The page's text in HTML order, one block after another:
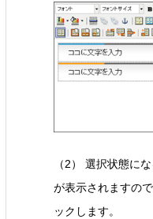
（2） 選択状態に
が表示されますの
ックします。